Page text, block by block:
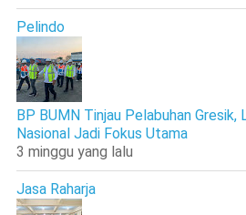
Pelindo
BP BUMN Tinjau Pelabuhan Gresik,
Nasional Jadi Fokus Utama
3 minggu yang lalu
Jasa Raharja